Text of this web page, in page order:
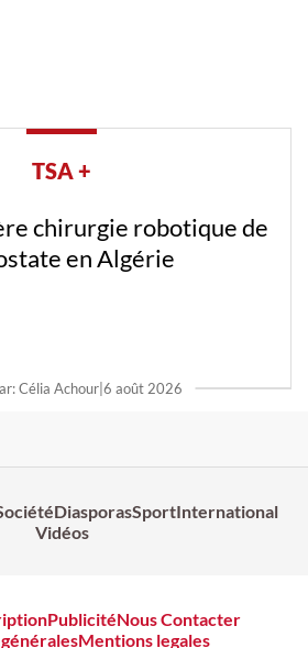
TSA +
chirurgie robotique de
en Algérie
Célia Achour| 6 août 2026
DiasporasSportInternational
Vidéos
PublicitéNous Contacter
Mentions legales